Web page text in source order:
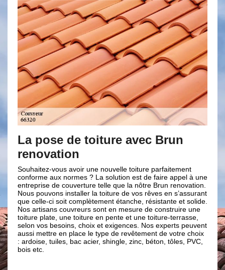
La pose de toiture avec Brun
renovation
Souhaitez-vous avoir une nouvelle toiture parfaitement
conforme aux normes ? La solution est de faire appel à une
entreprise de couverture telle que la nôtre Brun renovation.
Nous pouvons installer la toiture de vos rêves en s’assurant
que celle-ci soit complètement étanche, résistante et solide.
Nos artisans couvreurs sont en mesure de construire une
toiture plate, une toiture en pente et une toiture-terrasse,
selon vos besoins, choix et exigences. Nos experts peuvent
aussi mettre en place le type de revêtement de votre choix
: ardoise, tuiles, bac acier, shingle, zinc, béton, tôles, PVC,
bois etc.
Notre
de ses
notre
quel que
cas, notre
artisans
projet
qualité en
hauteur
toiture